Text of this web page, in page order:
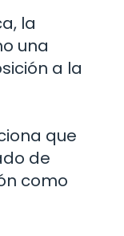
la
una
a la
que
de
como